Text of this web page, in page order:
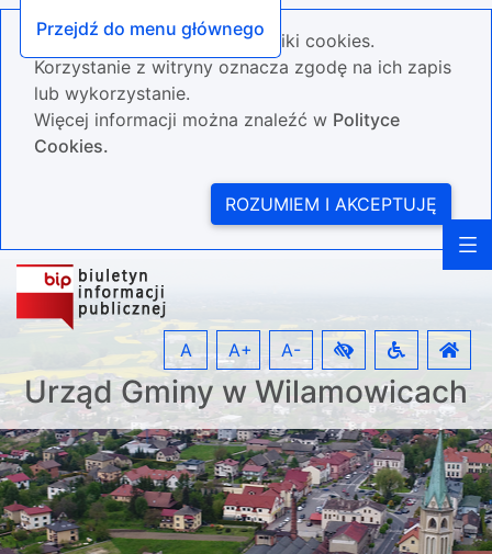
Przejdź do menu głównego
Nasza strona wykorzystuje pliki cookies.
Korzystanie z witryny oznacza zgodę na ich zapis
lub wykorzystanie.
Więcej informacji można znaleźć w Polityce
Cookies.
ROZUMIEM I AKCEPTUJĘ
Urząd Gminy w Wilamowicach
A A+ A-